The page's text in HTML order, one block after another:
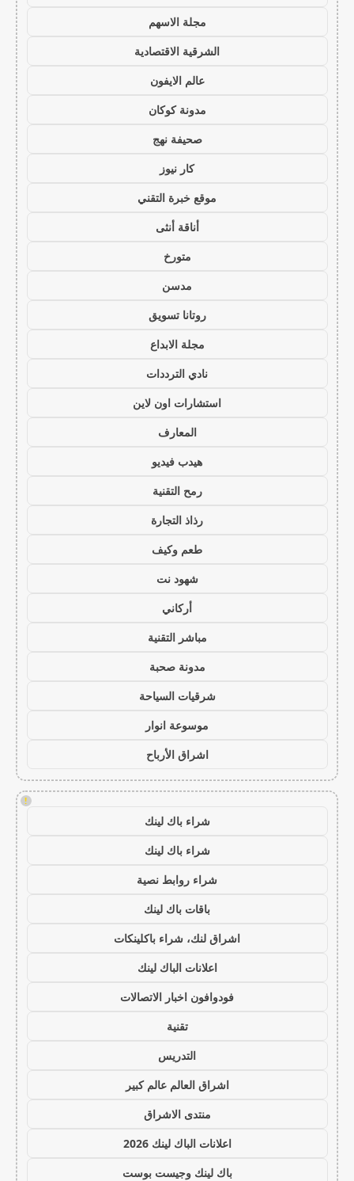
مجلة الاسهم
الشرقية الاقتصادية
عالم الايفون
مدونة كوكان
صحيفة نهج
كار نيوز
موقع خبرة التقني
أناقة أنثى
متورخ
مدسن
روتانا تسويق
مجلة الابداع
نادي الترددات
استشارات اون لاين
المعارف
هيدب فيديو
رمح التقنية
رذاذ التجارة
طعم وكيف
شهود نت
أركاني
مباشر التقنية
مدونة صحبة
شرقيات السياحة
موسوعة انوار
اشراق الأرباح
!
شراء باك لينك
شراء باك لينك
شراء روابط نصية
باقات باك لينك
اشراق لنك، شراء باكلينكات
اعلانات الباك لينك
فودوافون اخبار الاتصالات
تقنية
التدريس
اشراق العالم عالم كبير
منتدى الاشراق
اعلانات الباك لينك 2026
باك لينك وجيست بوست